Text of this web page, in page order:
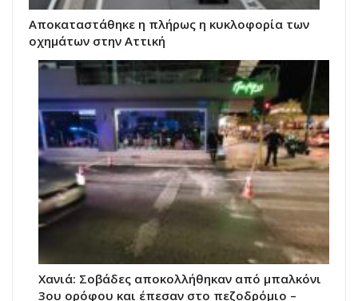
Αποκαταστάθηκε η πλήρως η κυκλοφορία των
οχημάτων στην Αττική
Χανιά: Σοβάδες αποκολλήθηκαν από μπαλκόνι
3ου ορόφου και έπεσαν στο πεζοδρόμιο –